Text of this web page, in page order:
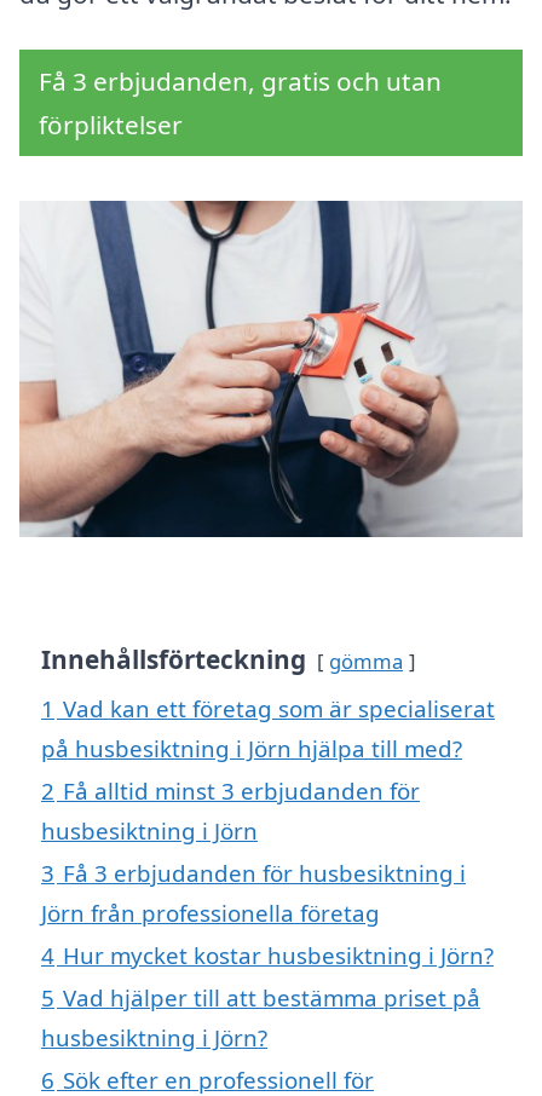
Få 3 erbjudanden, gratis och utan
förpliktelser
Innehållsförteckning gömma
1 Vad kan ett företag som är specialiserat
på husbesiktning i Jörn hjälpa till med?
2 Få alltid minst 3 erbjudanden för
husbesiktning i Jörn
3 Få 3 erbjudanden för husbesiktning i
Jörn från professionella företag
4 Hur mycket kostar husbesiktning i Jörn?
5 Vad hjälper till att bestämma priset på
husbesiktning i Jörn?
6 Sök efter en professionell för